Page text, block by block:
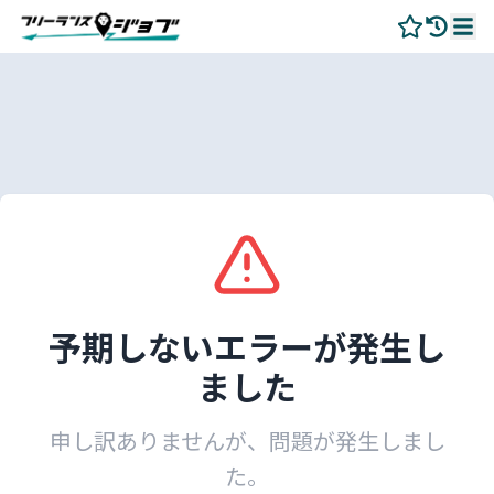
予期しないエラーが発生し
ました
申し訳ありませんが、問題が発生しまし
た。